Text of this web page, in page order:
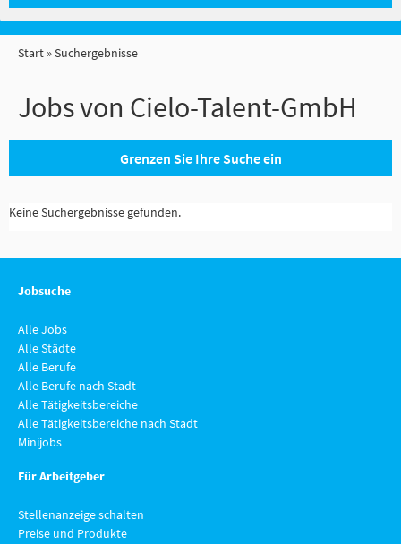
Start Suchergebnisse
Jobs von Cielo-Talent-GmbH
Grenzen Sie Ihre Suche ein
Keine Suchergebnisse gefunden.
Jobsuche
Alle Jobs
Alle Städte
Alle Berufe
Alle Berufe nach Stadt
Alle Tätigkeitsbereiche
Alle Tätigkeitsbereiche nach Stadt
Minijobs
Für Arbeitgeber
Stellenanzeige schalten
Preise und Produkte